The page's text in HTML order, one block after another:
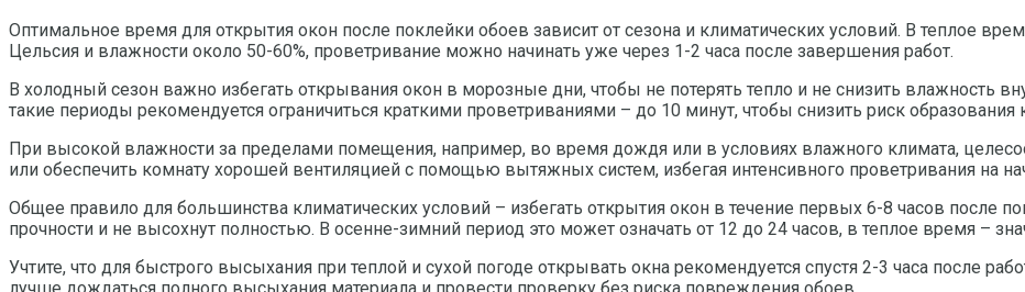
Оптимальное время для открытия окон после поклейки обоев зависит от сезона и климатических условий. В теплое
Цельсия и влажности около 50-60%, проветривание можно начинать уже через 1-2 часа после завершения работ.
В холодный сезон важно избегать открывания окон в морозные дни, чтобы не потерять тепло и не снизить влажность
такие периоды рекомендуется ограничиться краткими проветриваниями – до 10 минут, чтобы снизить риск
При высокой влажности за пределами помещения, например, во время дождя или в условиях влажного климата,
или обеспечить комнату хорошей вентиляцией с помощью вытяжных систем, избегая интенсивного проветривания на
Общее правило для большинства климатических условий – избегать открытия окон в течение первых 6-8 часов после
прочности и не высохнут полностью. В осенне-зимний период это может означать от 12 до 24 часов, в теплое время –
Учтите, что для быстрого высыхания при теплой и сухой погоде открывать окна рекомендуется спустя 2-3 часа после